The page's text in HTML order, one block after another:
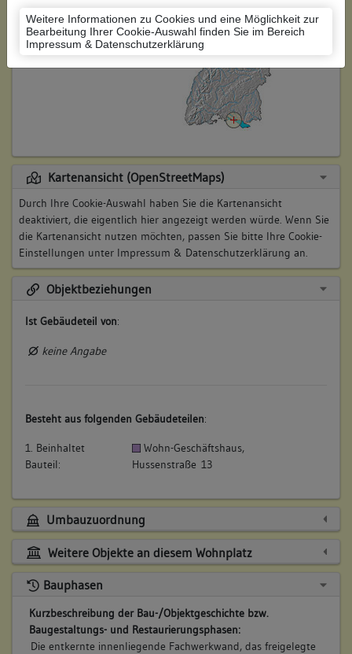
Weitere Informationen zu Cookies und eine Möglichkeit zur
Bearbeitung Ihrer Cookie-Auswahl finden Sie im Bereich
Impressum & Datenschutzerklärung
Lage des Wohnplatzes:
Kartenansicht (OpenStreetMaps)
Durch Ihre Cookie-Auswahl haben Sie die Kartenansicht
deaktiviert, die eigentlich hier angezeigt werden würde. Wenn Sie
die Kartenansicht nutzen möchten, passen Sie bitte Ihre Cookie-
Einstellungen unter Impressum & Datenschutzerklärung an.
Objektbeziehungen
Ist Gebäudeteil von:
keine Angabe
Besteht aus folgenden Gebäudeteilen:
1. Beinhaltet
Bauteil:
Wohn-Geschäftshaus,
Hussenstraße 13
Umbauzuordnung
Weitere Objekte an diesem Wohnplatz
Bauphasen
Kurzbeschreibung der Bau-/Objektgeschichte bzw.
Baugestaltungs- und Restaurierungsphasen:
Die entkernte innenliegende Fachwerkwand, das freigelegte